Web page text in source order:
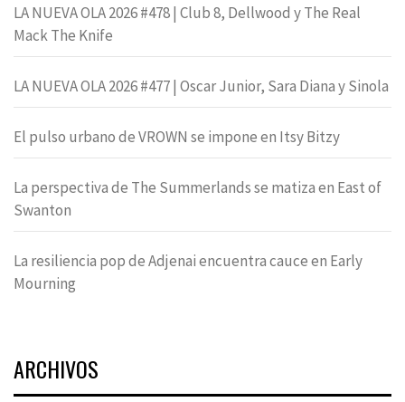
LA NUEVA OLA 2026 #478 | Club 8, Dellwood y The Real
Mack The Knife
LA NUEVA OLA 2026 #477 | Oscar Junior, Sara Diana y Sinola
El pulso urbano de VROWN se impone en Itsy Bitzy
La perspectiva de The Summerlands se matiza en East of
Swanton
La resiliencia pop de Adjenai encuentra cauce en Early
Mourning
ARCHIVOS